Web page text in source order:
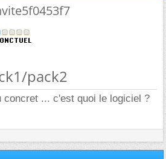
pack2
concret ... c'est quoi le logiciel ?